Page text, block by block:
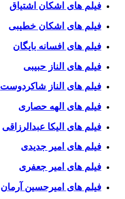
فیلم های اشکان اشتیاق
فیلم های اشکان خطیبی
فیلم های افسانه بایگان
فیلم های الناز حبیبی
فیلم های الناز شاکردوست
فیلم های الهه حصاری
فیلم های الیکا عبدالرزاقی
فیلم های امیر جدیدی
فیلم های امیر جعفری
فیلم های امیرحسین آرمان